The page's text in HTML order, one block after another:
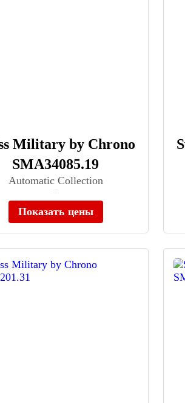
Military by Chrono
SMA34085.19
Automatic Collection
Показать цены